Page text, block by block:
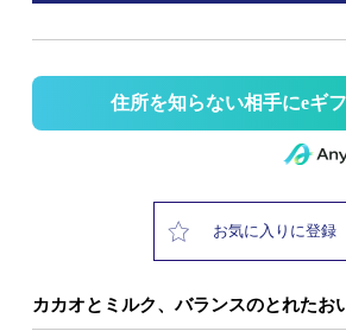
住所を知らない相手にeギ
お気に入りに登録
カカオとミルク、バランスのとれたお